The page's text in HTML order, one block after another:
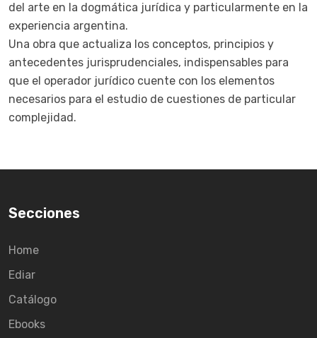
del arte en la dogmática jurídica y particularmente en la
experiencia argentina.
Una obra que actualiza los conceptos, principios y
antecedentes jurisprudenciales, indispensables para
que el operador jurídico cuente con los elementos
necesarios para el estudio de cuestiones de particular
complejidad.
Secciones
Home
Ediar
Catálogo
Ebooks